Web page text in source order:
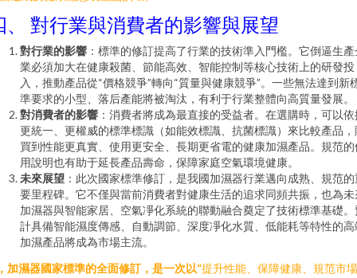
、 對行業與消費者的影響與展望
對行業的影響 ：標準的修訂提高了行業的技術準入門檻。它倒逼生產
業必須加大在健康殺菌、節能高效、智能控制等核心技術上的研發投
入，推動產品從“價格競爭”轉向“質量與健康競爭”。一些無法達到新
準要求的小型、落后產能將被淘汰，有利于行業整體向高質量發展。
對消費者的影響 ：消費者將成為最直接的受益者。在選購時，可以依
更統一、更權威的標準標識（如能效標識、抗菌標識）來比較產品，
買到性能更真實、使用更安全、長期更省電的健康加濕產品。規范的
用說明也有助于延長產品壽命，保障家庭空氣環境健康。
未來展望 ：此次國家標準修訂，是我國加濕器行業邁向成熟、規范的
要里程碑。它不僅與當前消費者對健康生活的追求同頻共振，也為未
加濕器與智能家居、空氣凈化系統的聯動融合奠定了技術標準基礎。
計具備智能濕度傳感、自動調節、深度凈化水質、低能耗等特性的高
加濕產品將成為市場主流。
加濕器國家標準的全面修訂，是一次以“提升性能、保障健康、規范市場